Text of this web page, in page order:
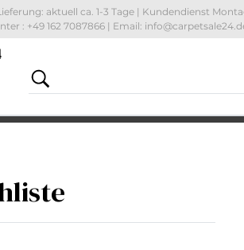
aktuell ca. 1-3 Tage| Kundendienst
: +49 162 7087866 | Email: